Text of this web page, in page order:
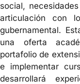
social,
articulación con
gubernamental.
una oferta
portafolio de
e implementar
desarrollará